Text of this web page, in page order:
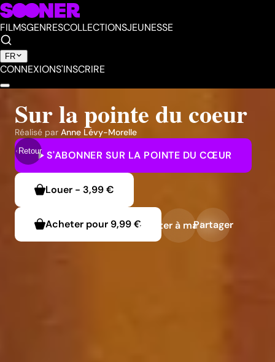
FILMSGENRESCOLLECTIONSJEUNESSE
FR
CONNEXIONS'INSCRIRE
Retour
Sur la pointe du coeur
Réalisé par Anne Lévy-Morelle
S'ABONNER SUR LA POINTE DU CŒUR
Louer - 3,99 €
Acheter pour 9,99 €Ajouter à ma liste
Partager